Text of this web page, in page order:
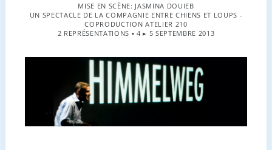
MISE EN SCÈNE: JASMINA DOUIEB
UN SPECTACLE DE LA COMPAGNIE ENTRE CHIENS ET LOUPS -
COPRODUCTION ATELIER 210
2 REPRÉSENTATIONS ▪ 4 ▸ 5 SEPTEMBRE 2013